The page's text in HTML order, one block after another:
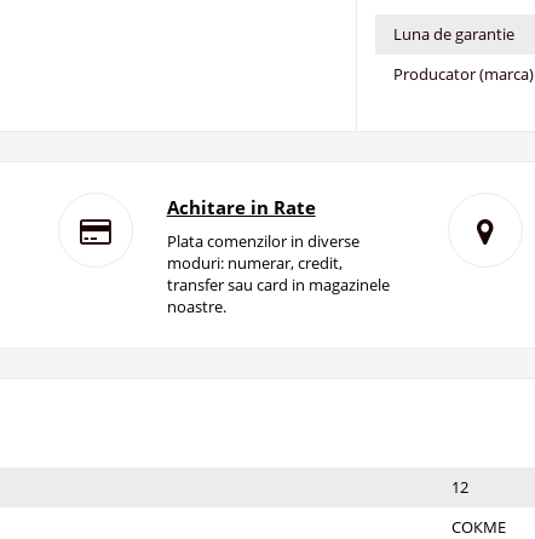
Luna de garantie
Producator (marca)
Achitare in Rate
Plata comenzilor in diverse
moduri: numerar, credit,
transfer sau card in magazinele
noastre.
12
СОКМЕ